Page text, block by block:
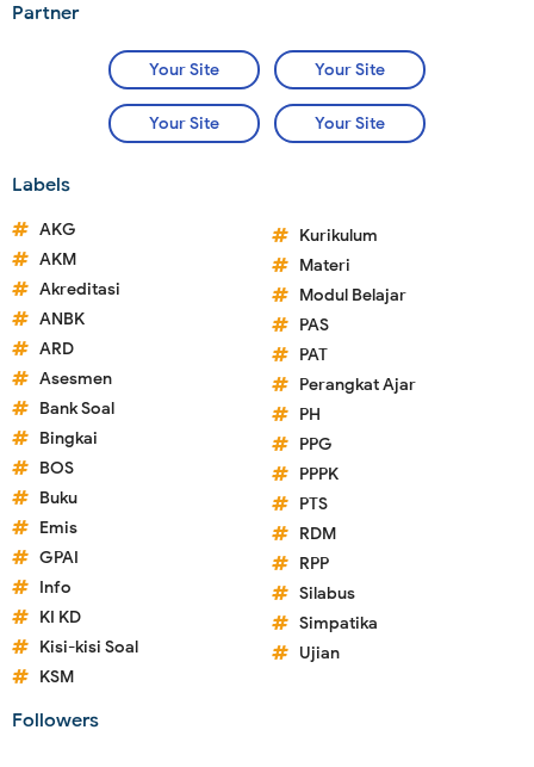
Partner
Your Site Your Site
Your Site Your Site
Labels
AKG
AKM
Akreditasi
ANBK
ARD
Asesmen
Bank Soal
Bingkai
BOS
Buku
Emis
GPAI
Info
KI KD
Kisi-kisi Soal
KSM
Kurikulum
Materi
Modul Belajar
PAS
PAT
Perangkat Ajar
PH
PPG
PPPK
PTS
RDM
RPP
Silabus
Simpatika
Ujian
Followers